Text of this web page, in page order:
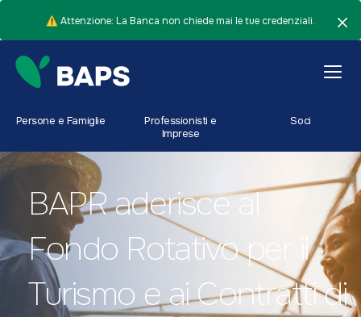
⚠️ Attenzione: La Banca non chiede mai le tue credenziali.
Persone e Famiglie
Professionisti e
Imprese
Soci
BAPR aderisce al
Fondo Rotativo per il
Turismo e ai Contratti di